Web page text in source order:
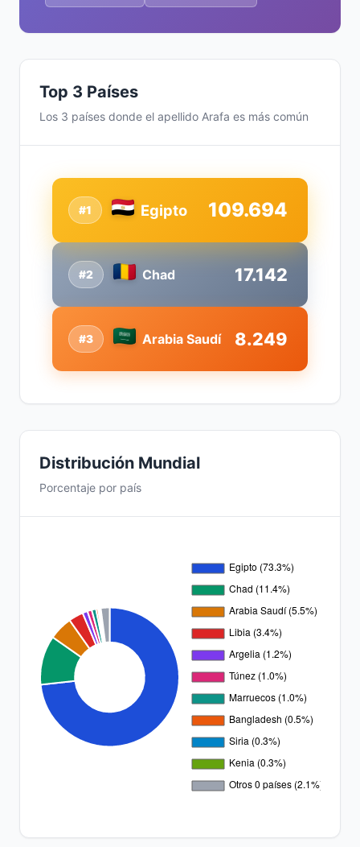
Top 3 Países
Los 3 países donde el apellido Arafa es más común
#2 Chad 17.142
#1 Egipto 109.694
#3 Arabia Saudí 8.249
Distribución Mundial
Porcentaje por país